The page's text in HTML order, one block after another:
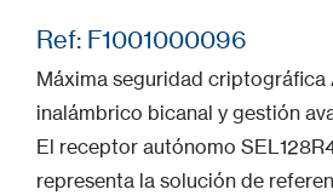
Ref: F1001000096
Máxima seguridad criptográfica
inalámbrico bicanal y gestión
El receptor autónomo
representa la solución de